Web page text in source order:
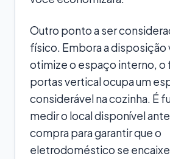
Outro ponto a ser
físico. Embora a disposição
otimize o espaço interno, o
portas vertical ocupa um
considerável na cozinha. É
medir o local disponível
compra para garantir que o
eletrodoméstico se encaixe